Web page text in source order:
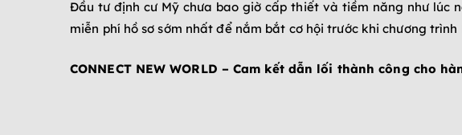
Đầu tư định cư Mỹ chưa bao giờ cấp thiết và tiềm năng như lúc
miễn phí hồ sơ sớm nhất để nắm bắt cơ hội trước khi chương trình
CONNECT NEW WORLD – Cam kết dẫn lối thành công cho